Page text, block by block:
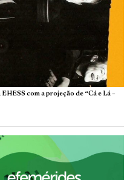
com a projeção de “Cá e Lá –